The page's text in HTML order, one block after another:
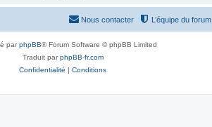
L’équipe du forum
Nous contacter
parphpBB® Forum Software © phpBB Limited
Traduit parphpBB-fr.com
Confidentialité | Conditions